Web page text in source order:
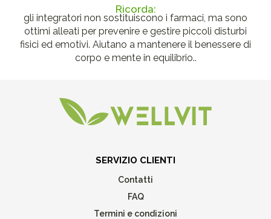
Ricorda:
gli integratori non sostituiscono i farmaci, ma sono
ottimi alleati per prevenire e gestire piccoli disturbi
fisici ed emotivi. Aiutano a mantenere il benessere di
corpo e mente in equilibrio..
SERVIZIO CLIENTI
Contatti
FAQ
Termini e condizioni